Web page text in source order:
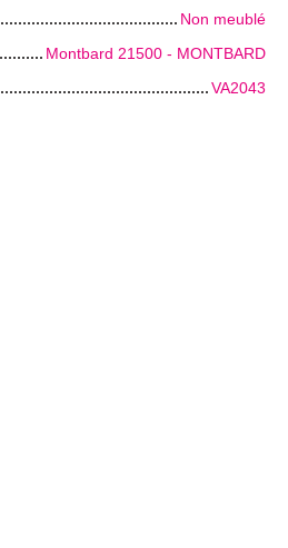
Non meublé
Montbard 21500 - MONTBARD
VA2043